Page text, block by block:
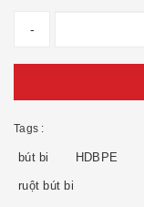
-
Tags :
bút bi HDBPE
ruột bút bi